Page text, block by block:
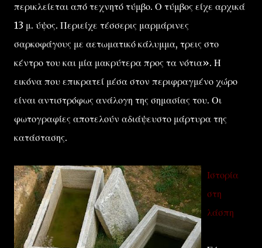
περικλείεται από τεχνητό τύμβο. Ο τύμβος είχε αρχικά
13 μ. ύψος. Περιείχε τέσσερις μαρμάρινες
σαρκοφάγους με αετωματικό κάλυμμα, τρεις στο
κέντρο του και μία μακρύτερα προς τα νότια». Η
εικόνα που επικρατεί μέσα στον περιφραγμένο χώρο
είναι αντιστρόφως ανάλογη της σημασίας του. Οι
φωτογραφίες αποτελούν αδιάψευστο μάρτυρα της
κατάστασης.
Ιστορία
στη
λάσπη